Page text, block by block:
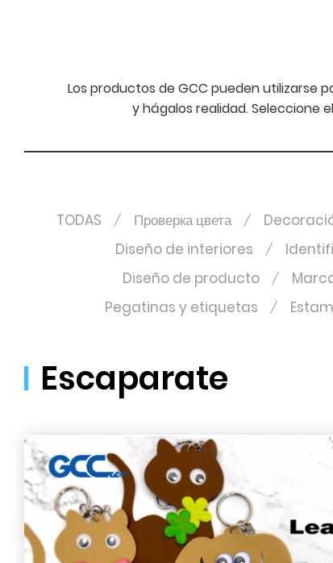
Los productos de GCC pueden utilizarse
y hágalos realidad. Seleccione
TODAS
Проверка цвета
Diseño de interiores
Diseño de producto
Pegatinas y etiquetas
Escaparate